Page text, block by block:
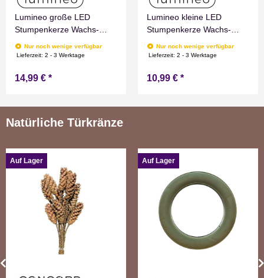
Lumineo große LED
Stumpenkerze Wachs-
Optik Rot mit Timer
Flammen Effect für
hoch
Nur noch wenige verfügbar
Lieferzeit:2 - 3 Werktage
14,99 € *
Lumineo kleine LED
Stumpenkerze Wachs-
Optik Grau mit Timer
Flammen Effect für
hoch
Nur noch wenige verfügbar
Lieferzeit:2 - 3 Werktage
10,99 € *
Natürliche Türkränze
Auf Lager Auf Lager